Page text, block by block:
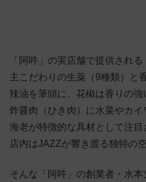
「阿吽」の実店舗で提供され
主こだわりの生薬（9種類）と
辣油を筆頭に、花椒は香りの
炸醤肉（ひき肉）に水菜やカ
海老が特徴的な具材として注
店内はJAZZが響き渡る独特
そんな「阿吽」の創業者・水